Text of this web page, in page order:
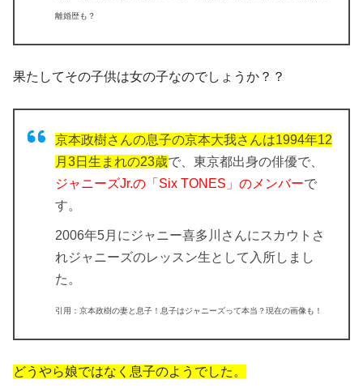
離婚歴も？
果たしてその子供は女の子なのでしょうか？？
京本政樹さんの息子の京本大我さんは1994年12
月3日生まれの23歳で、東京都出身の俳優で、
ジャニーズJr.の「Six TONES」のメンバーで
す。
2006年5月にジャニー喜多川さんにスカウトさ
れジャニーズのレッスン生として入所しまし
た。
引用：京本政樹の妻と息子！息子はジャニーズって本当？現在の画像も！
どうやら娘ではなく息子のようでした。